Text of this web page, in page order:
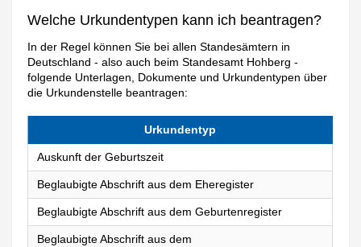
Welche Urkundentypen kann ich beantragen?
In der Regel können Sie bei allen Standesämtern in
Deutschland - also auch beim Standesamt Hohberg -
folgende Unterlagen, Dokumente und Urkundentypen über
die Urkundenstelle beantragen:
Urkundentyp
Auskunft der Geburtszeit
Beglaubigte Abschrift aus dem Eheregister
Beglaubigte Abschrift aus dem Geburtenregister
Beglaubigte Abschrift aus dem